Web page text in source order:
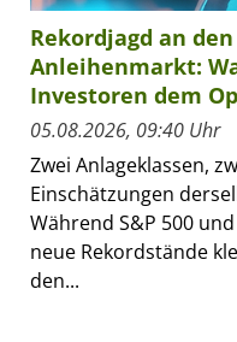
Rekordjagd an
Anleihenmarkt:
Investoren dem
05.08.2026, 09:40 Uhr
Zwei Anlageklassen,
Einschätzungen
Während S&P 500
neue Rekordstände
den...